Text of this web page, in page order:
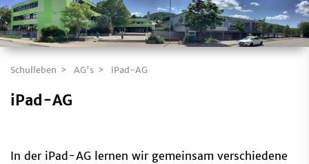
Schulleben AG's iPad-AG
iPad-AG
In der iPad-AG lernen wir gemeinsam verschiedene